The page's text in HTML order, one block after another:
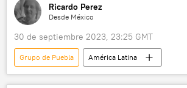
Ricardo Perez
Desde México
30 de septiembre 2023, 23:25 GMT
Grupo de Puebla
América Latina
Delcy Rodríguez
Venezuela